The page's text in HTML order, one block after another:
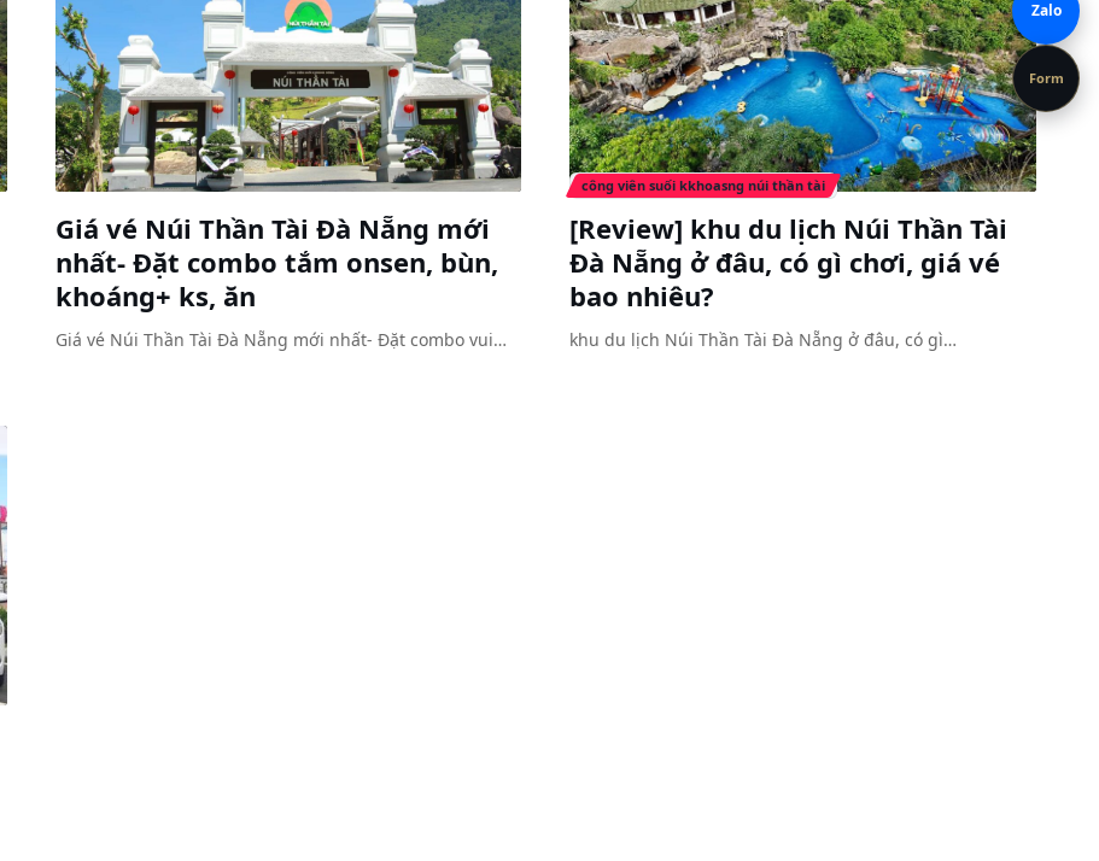
Giá vé Núi Thần Tài Đà Nẵng mới
nhất- Đặt combo tắm onsen, bùn,
khoáng+ ks, ăn
Giá vé Núi Thần Tài Đà Nẵng mới nhất- Đặt combo vui…
công viên suối kkhoasng núi thần tài
[Review] khu du lịch Núi Thần Tài
Đà Nẵng ở đâu, có gì chơi, giá vé
bao nhiêu?
khu du lịch Núi Thần Tài Đà Nẵng ở đâu, có gì…
Zalo
Form